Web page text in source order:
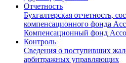
Отчетность
Бухгалтерская отчетность,
компенсационного фонда
Компенсационный фонд
Контроль
Сведения о поступивших
арбитражных управляющих